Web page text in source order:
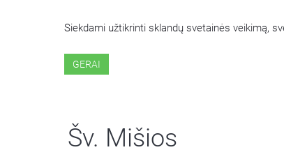
Siekdami užtikrinti sklandų svetainės veikimą,
GERAI
Šv. Mišios